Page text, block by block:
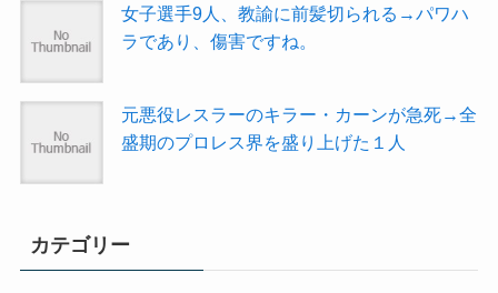
女子選手9人、教諭に前髪切られる→パワハ
ラであり、傷害ですね。
元悪役レスラーのキラー・カーンが急死→全
盛期のプロレス界を盛り上げた１人
カテゴリー